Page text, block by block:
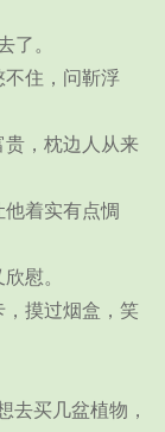
了。
不住，问靳浮
，枕边人从来
着实有点惆
慰。
摸过烟盒，笑
去买几盆植物，